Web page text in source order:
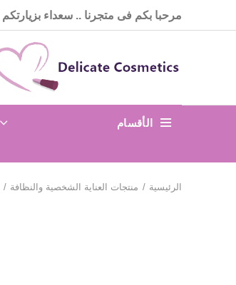
مرحبا بكم فى متجرنا .. سعداء بزيارتكم
الأقسام
الرئيسية منتجات العناية الشخصية والنظافة